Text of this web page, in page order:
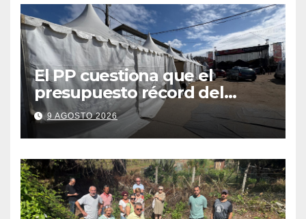
El PP cuestiona que el
presupuesto récord del
Cristo se traduzca en unas
fiestas más plurales
9 AGOSTO 2026